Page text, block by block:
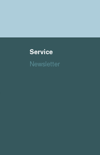
Service
Newsletter